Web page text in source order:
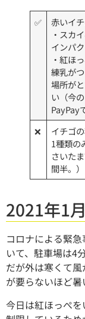
✅
赤いイ
・スカ
インパ
・紅ほ
練乳が
場所が
い（今
PayPay
❌
イチゴ
1種類の
さいた
間半。）
2021年1月
コロナによる緊
いて、駐車場は4
だが外は寒くて
が要らないほど暑
今日は紅ほっぺ